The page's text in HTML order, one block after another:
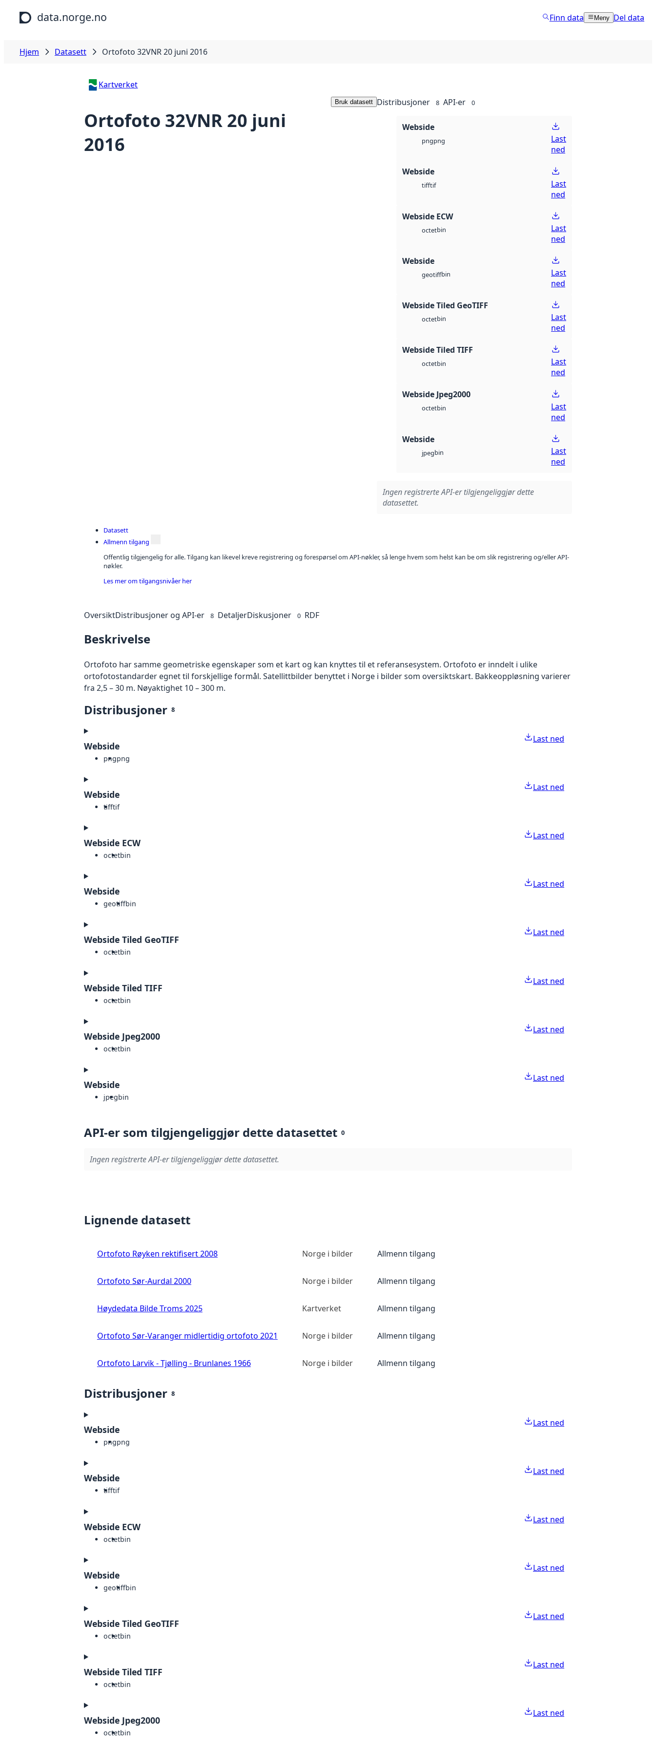
Hopp til hovedinnhold
data.norge.no Finn data Meny Del data
Hjem Datasett Ortofoto 32VNR 20 juni 2016
Kartverket
Ortofoto 32VNR 20 juni
2016
Bruk datasett Distribusjoner 8 API-er 0
Webside
pngpng
Last
ned
Webside
tifftif
Last
ned
Webside ECW
octetbin
Last
ned
Webside
geotiffbin
Last
ned
Webside Tiled GeoTIFF
octetbin
Last
ned
Webside Tiled TIFF
octetbin
Last
ned
Webside Jpeg2000
octetbin
Last
ned
Webside
jpegbin
Last
ned
Ingen registrerte API-er tilgjengeliggjør dette
datasettet.
Datasett
Allmenn tilgang
Offentlig tilgjengelig for alle. Tilgang kan likevel kreve registrering og forespørsel om API-nøkler, så lenge hvem som helst kan be om slik registrering og/eller API-
nøkler.
Les mer om tilgangsnivåer her
OversiktDistribusjoner og API-er 8 DetaljerDiskusjoner 0 RDF
Beskrivelse
Ortofoto har samme geometriske egenskaper som et kart og kan knyttes til et referansesystem. Ortofoto er inndelt i ulike
ortofotostandarder egnet til forskjellige formål. Satellittbilder benyttet i Norge i bilder som oversiktskart. Bakkeoppløsning varierer
fra 2,5 – 30 m. Nøyaktighet 10 – 300 m.
Distribusjoner 8
Webside
pngpng
Last ned
Webside
tifftif
Last ned
Webside ECW
octetbin
Last ned
Webside
geotiffbin
Last ned
Webside Tiled GeoTIFF
octetbin
Last ned
Webside Tiled TIFF
octetbin
Last ned
Webside Jpeg2000
octetbin
Last ned
Webside
jpegbin
Last ned
API-er som tilgjengeliggjør dette datasettet 0
Ingen registrerte API-er tilgjengeliggjør dette datasettet.
Lignende datasett
Ortofoto Røyken rektifisert 2008 Norge i bilder Allmenn tilgang
Ortofoto Sør-Aurdal 2000 Norge i bilder Allmenn tilgang
Høydedata Bilde Troms 2025 Kartverket Allmenn tilgang
Ortofoto Sør-Varanger midlertidig ortofoto 2021 Norge i bilder Allmenn tilgang
Ortofoto Larvik - Tjølling - Brunlanes 1966 Norge i bilder Allmenn tilgang
Distribusjoner 8
Webside
pngpng
Last ned
Webside
tifftif
Last ned
Webside ECW
octetbin
Last ned
Webside
geotiffbin
Last ned
Webside Tiled GeoTIFF
octetbin
Last ned
Webside Tiled TIFF
octetbin
Last ned
Webside Jpeg2000
octetbin
Last ned